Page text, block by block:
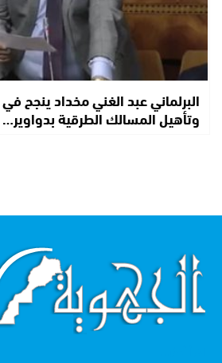
البرلماني عبد الغني مخداد ينجح
وتأهيل المسالك الطرقية بدواوير…